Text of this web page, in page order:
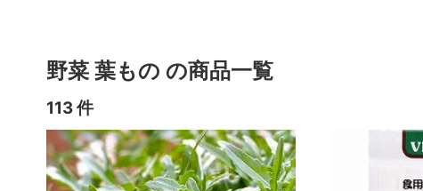
野菜 葉もの の商品一覧
113 件